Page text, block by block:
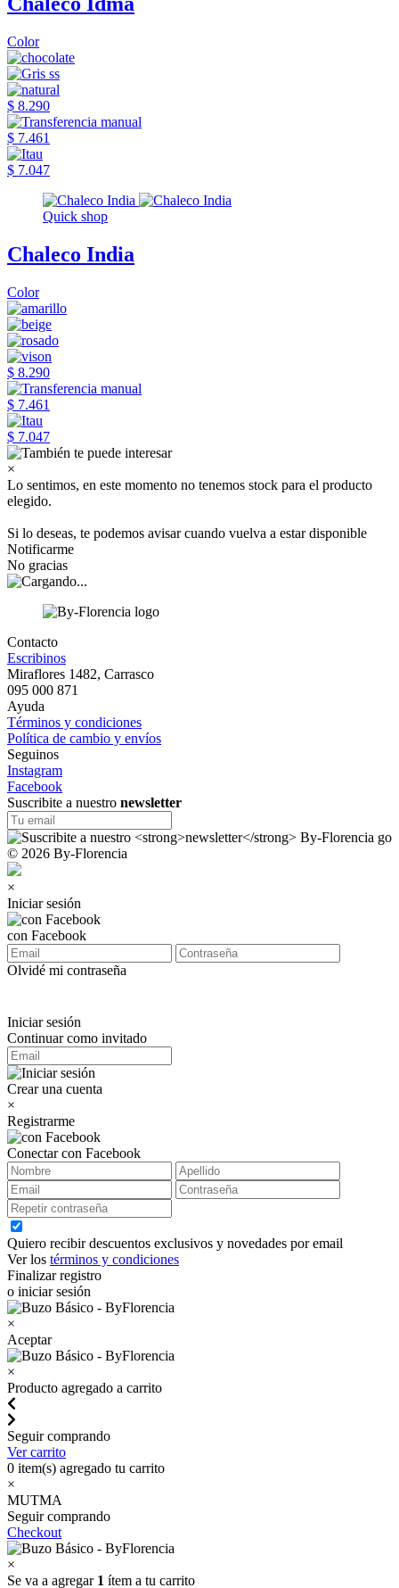
Color
$ 8.290
$ 7.461
$ 7.047
Quick shop
Chaleco India
Color
$ 8.290
$ 7.461
$ 7.047
×
Lo sentimos, en este momento no tenemos stock para el producto
elegido.
Si lo deseas, te podemos avisar cuando vuelva a estar disponible
Notificarme
No gracias
Contacto
Escribinos
Miraflores 1482, Carrasco
095 000 871
Ayuda
Términos y condiciones
Política de cambio y envíos
Seguinos
Instagram
Facebook
Suscribite a nuestro newsletter
© 2026 By-Florencia
×
Iniciar sesión
con Facebook
Olvidé mi contraseña
Iniciar sesión
Continuar como invitado
Crear una cuenta
×
Registrarme
Conectar con Facebook
Quiero recibir descuentos exclusivos y novedades por email
Ver los términos y condiciones
Finalizar registro
o iniciar sesión
×
Aceptar
×
Producto agregado a carrito
Seguir comprando
Ver carrito
0 item(s) agregado tu carrito
×
MUTMA
Seguir comprando
Checkout
×
Se va a agregar 1 ítem a tu carrito